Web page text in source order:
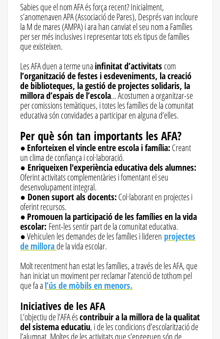
Sabies que el nom AFA és força recent? Inicialment,
s’anomenaven APA (Associació de Pares), Després van incloure
la M de mares (AMPA) i ara han canviat el seu nom a Famílies
per ser més inclusives i representar tots els tipus de famílies
que existeixen.
Les AFA duen a terme una infinitat d’activitatscom
l’organització de festes i esdeveniments, la creació
de biblioteques, la gestió de projectes solidaris, la
millora d’espais de l’escola… Acostumen a organitzar-se
per comissions temàtiques, i totes les famílies de la comunitat
educativa són convidades a participar en alguna d’elles.
Per què són tan importants les AFA?
● Enforteixen el vincle entre escola i família: Creant
un clima de confiança i col·laboració.
● Enriqueixen l'experiència educativa dels alumnes:
Oferint activitats complementàries i fomentant el seu
desenvolupament integral.
● Donen suport als docents: Col·laborant en projectes i
oferint recursos.
● Promouen la participació de les famílies en la vida
escolar: Fent-les sentir part de la comunitat educativa.
● Vehiculen les demandes de les famílies i lideren projectes
de millorade la vida escolar.
Molt recentment han estat les famílies, a través de les AFA, que
han iniciat un moviment per reclamar l’atenció de tothom pel
que fa a l’ús de mòbils en menors.
Iniciatives de les AFA
L’objectiu de l’AFA éscontribuir a la millora de la qualitat
del sistema educatiu, i de les condicions d’escolarització de
l’alumnat. Moltes de les activitats que s’engeguen són de